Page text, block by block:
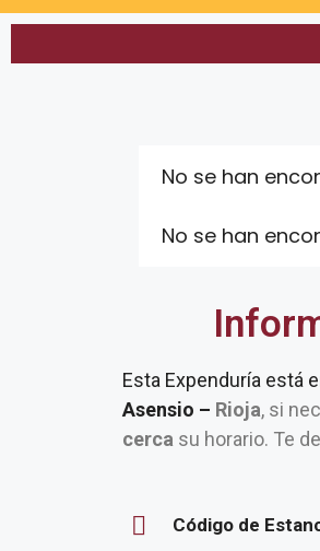
No se han
No se han
Esta Expenduría está
Asensio – Rioja, si
cerca su horario. Te
Código de